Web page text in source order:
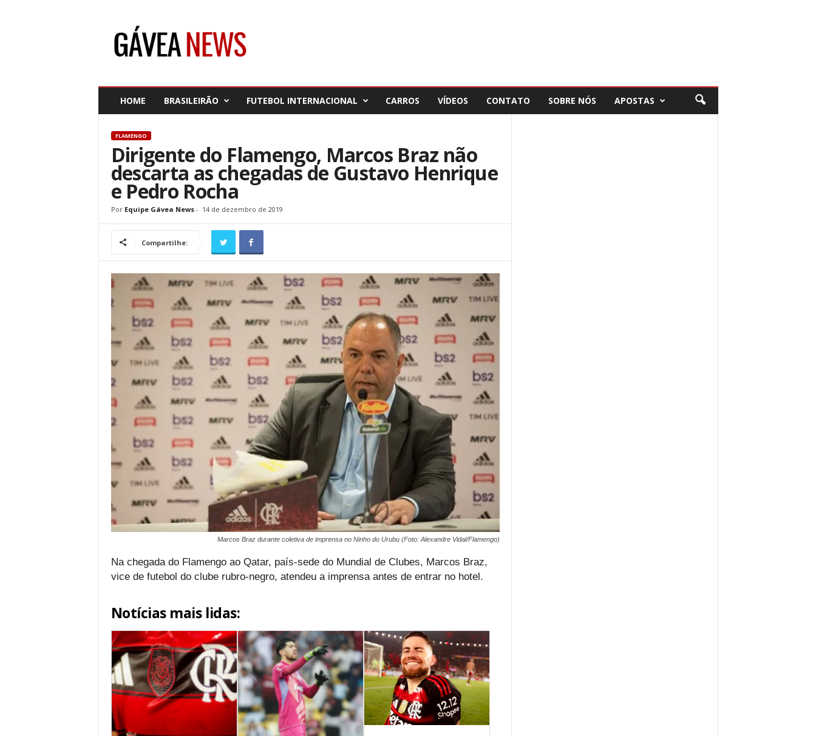
HOME BRASILEIRÃO FUTEBOL INTERNACIONAL CARROS VÍDEOS CONTATO SOBRE NÓS APOSTAS
FLAMENGO
Dirigente do Flamengo, Marcos Braz não
descarta as chegadas de Gustavo Henrique
e Pedro Rocha
Por Equipe Gávea News- 14 de dezembro de 2019
Compartilhe:
Marcos Braz durante coletiva de imprensa no Ninho do Urubu (Foto: Alexandre Vidal/Flamengo)
Na chegada do Flamengo ao Qatar, país-sede do Mundial de Clubes, Marcos Braz,
vice de futebol do clube rubro-negro, atendeu a imprensa antes de entrar no hotel.
Notícias mais lidas: